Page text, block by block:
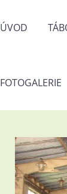
ÚVOD
FOTOGALERIE